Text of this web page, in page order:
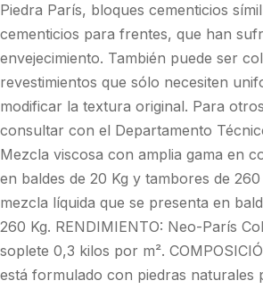
Piedra París, bloques cementicios
cementicios para frentes, que han
envejecimiento. También puede ser
revestimientos que sólo necesiten
modificar la textura original. Para
consultar con el Departamento
Mezcla viscosa con amplia gama en
en baldes de 20 Kg y tambores de
mezcla líquida que se presenta en
260 Kg. RENDIMIENTO: Neo-París
soplete 0,3 kilos por m².
está formulado con piedras naturales